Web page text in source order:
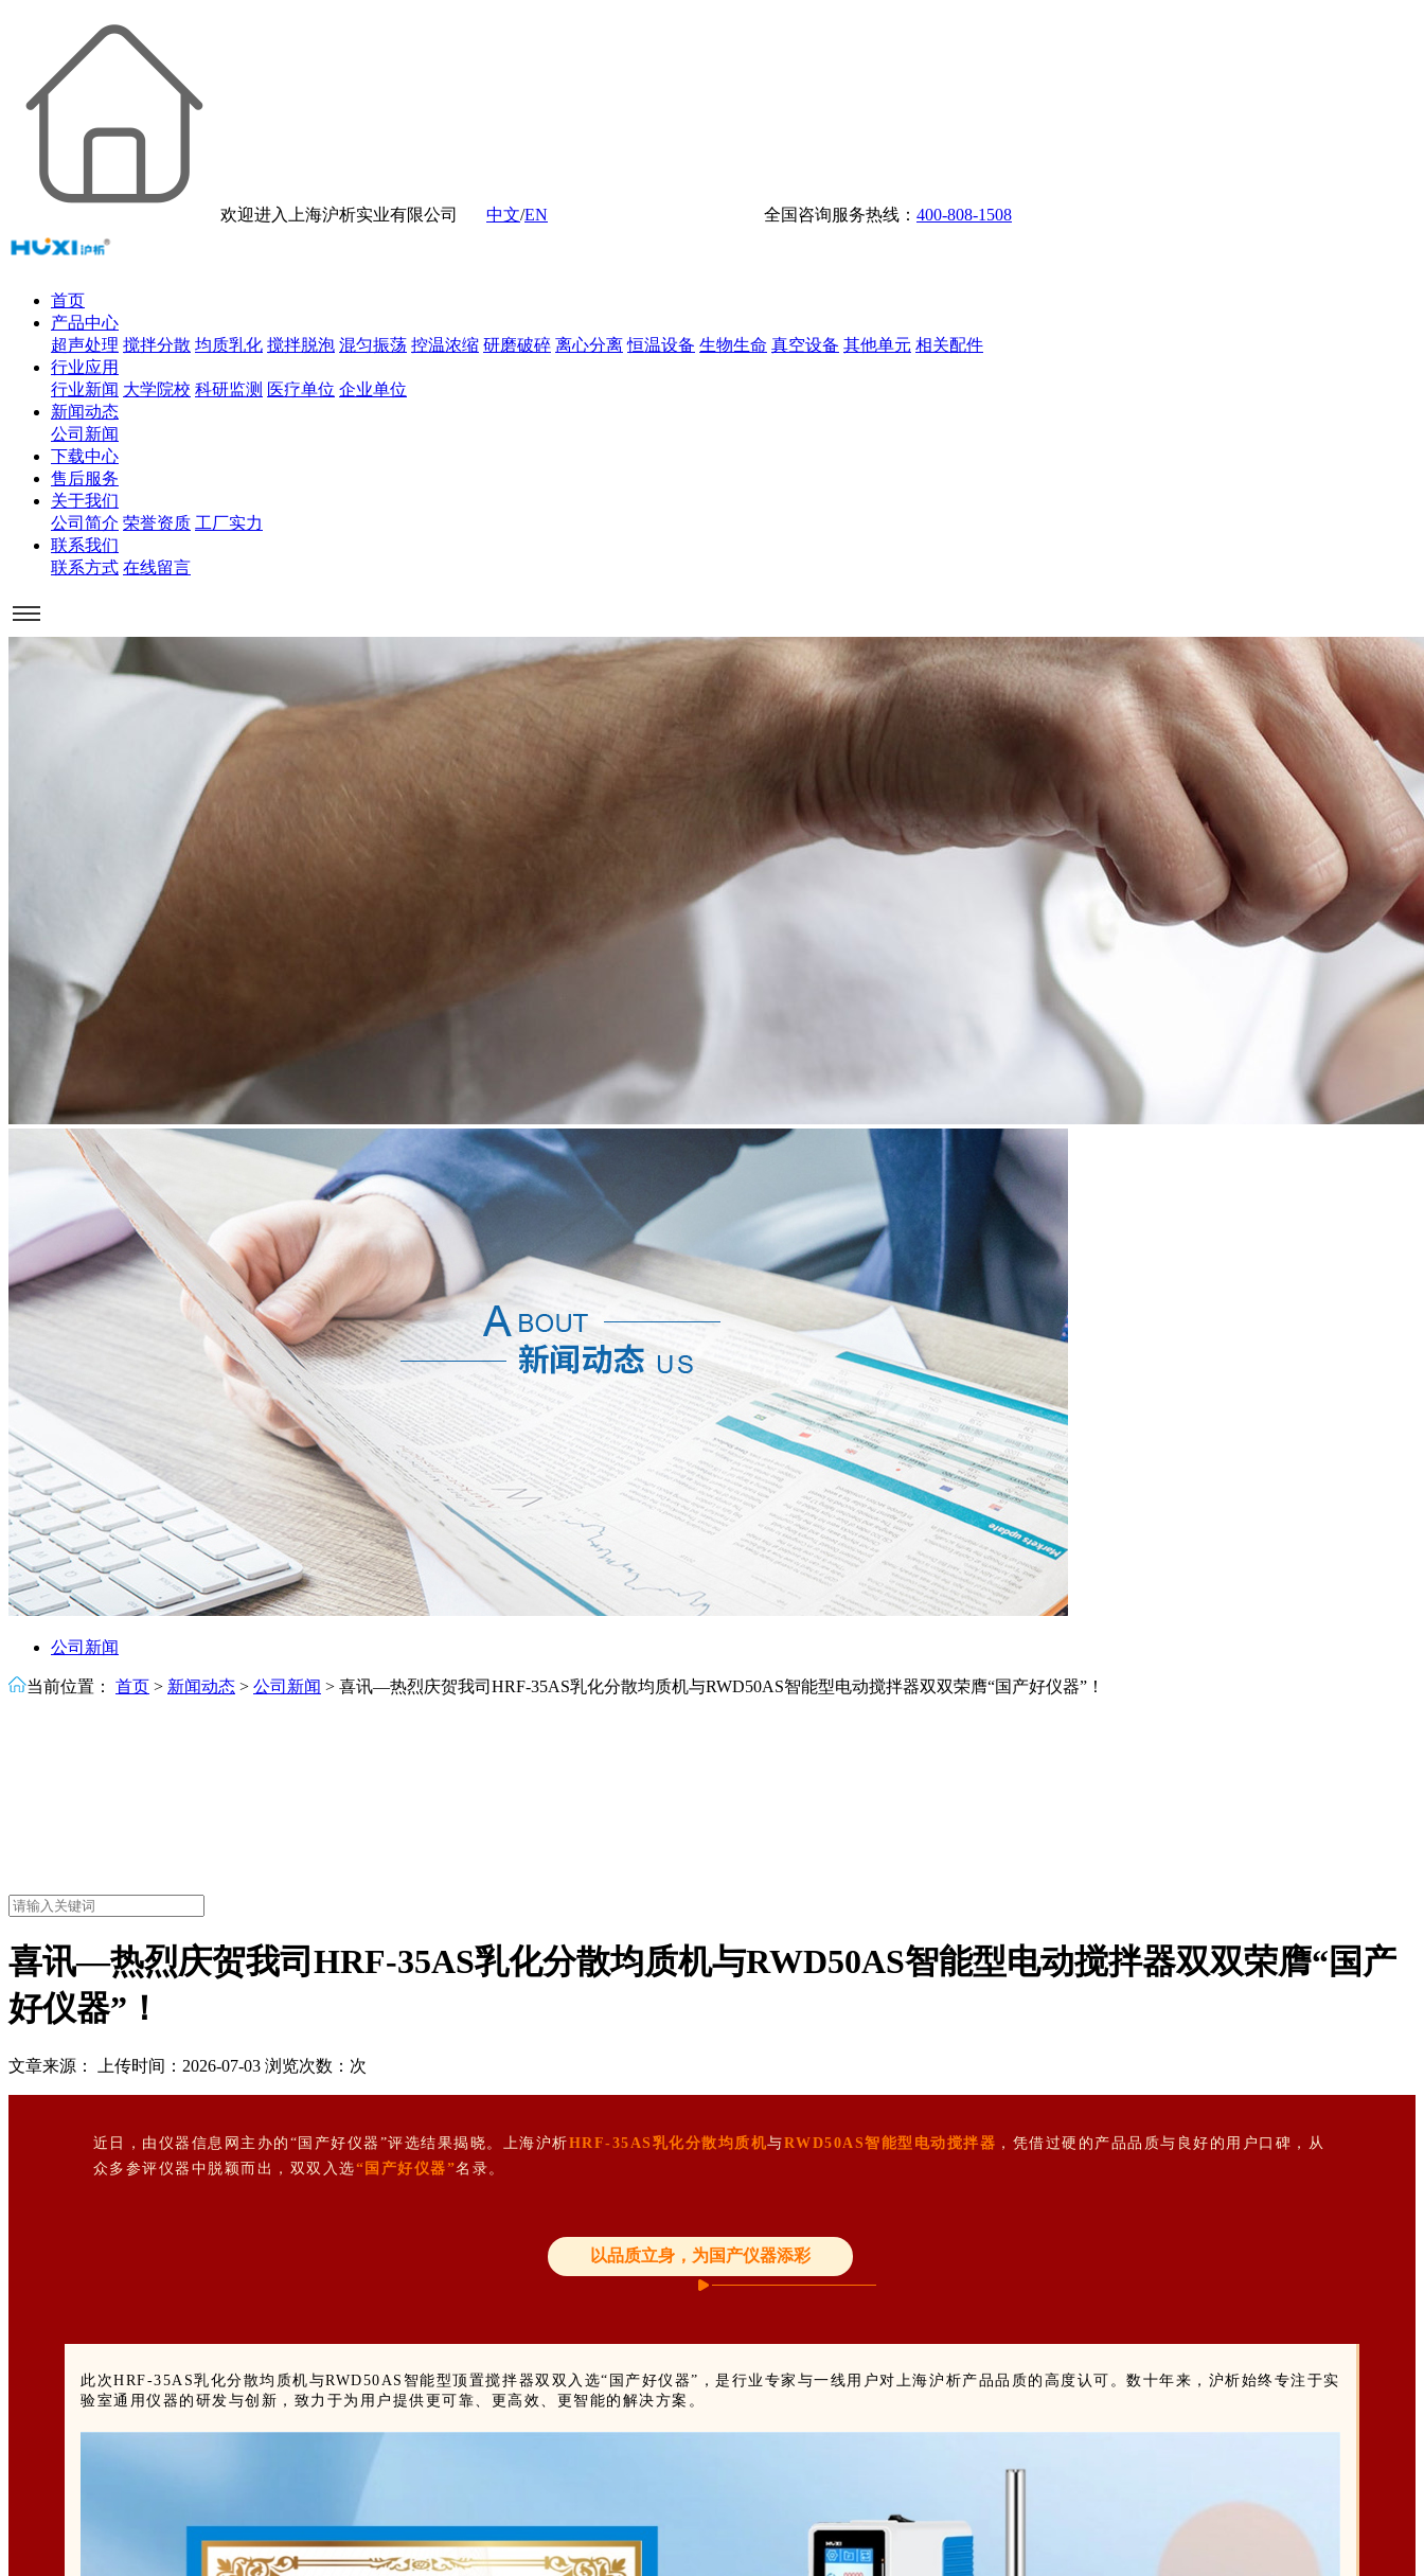
欢迎进入上海沪析实业有限公司 中文/EN 全国咨询服务热线： 400-808-1508
首页
产品中心
超声处理 搅拌分散 均质乳化 搅拌脱泡 混匀振荡 控温浓缩 研磨破碎 离心分离 恒温设备 生物生命 真空设备 其他单元 相关配件
行业应用
行业新闻 大学院校 科研监测 医疗单位 企业单位
新闻动态
公司新闻
下载中心
售后服务
关于我们
公司简介 荣誉资质 工厂实力
联系我们
联系方式 在线留言
公司新闻
当前位置： 首页 > 新闻动态 > 公司新闻 > 喜讯—热烈庆贺我司HRF-35AS乳化分散均质机与RWD50AS智能型电动搅拌器双双荣膺“国产好仪器”！
喜讯—热烈庆贺我司HRF-35AS乳化分散均质机与RWD50AS智能型电动搅拌器双双荣膺“国产
好仪器”！
文章来源： 上传时间：2026-07-03 浏览次数： 次
近日，由仪器信息网主办的 “国产好仪器”评选结果揭晓。上海沪析HRF-35AS乳化分散均质机与RWD50AS智能型电动搅拌器 ，凭借过硬的产品品质与良好的用户口碑，从
众多参评仪器中脱颖而出，双双入选“国产好仪器”名录。
以品质立身，为国产仪器添彩
此次HRF-35AS乳化分散均质机与RWD50AS智能型顶置搅拌器双双入选“国产好仪器”，是行业专家与一线用户对上海沪析产品品质的高度认可。数十年来，沪析始终专注于实
验室通用仪器的研发与创新，致力于为用户提供更可靠、更高效、更智能的解决方案。